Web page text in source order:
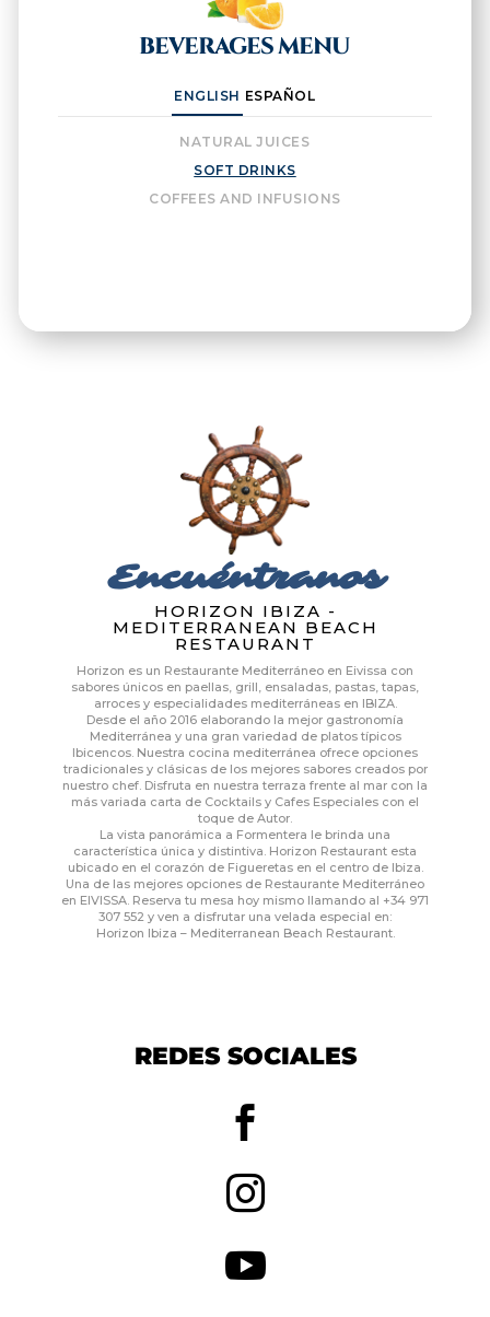
BEVERAGES MENU
ENGLISH ESPAÑOL
NATURAL JUICES
SOFT DRINKS
COFFEES AND INFUSIONS
Encuéntranos
HORIZON IBIZA -
MEDITERRANEAN BEACH
RESTAURANT
Horizon es un Restaurante Mediterráneo en Eivissa con
sabores únicos en paellas, grill, ensaladas, pastas, tapas,
arroces y especialidades mediterráneas en IBIZA.
Desde el año 2016 elaborando la mejor gastronomía
Mediterránea y una gran variedad de platos típicos
Ibicencos. Nuestra cocina mediterránea ofrece opciones
tradicionales y clásicas de los mejores sabores creados por
nuestro chef. Disfruta en nuestra terraza frente al mar con la
más variada carta de Cocktails y Cafes Especiales con el
toque de Autor.
La vista panorámica a Formentera le brinda una
característica única y distintiva. Horizon Restaurant esta
ubicado en el corazón de Figueretas en el centro de Ibiza.
Una de las mejores opciones de Restaurante Mediterráneo
en EIVISSA. Reserva tu mesa hoy mismo llamando al +34 971
307 552 y ven a disfrutar una velada especial en:
Horizon Ibiza – Mediterranean Beach Restaurant.
REDES SOCIALES


